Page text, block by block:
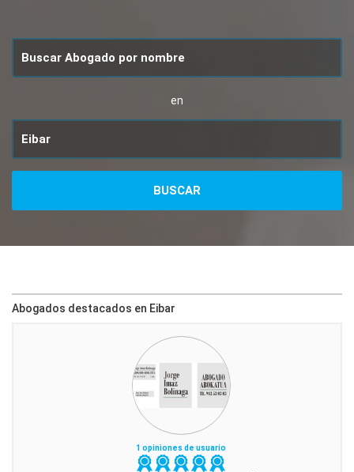
en
Abogados destacados en Eibar
1 opiniones de usuario